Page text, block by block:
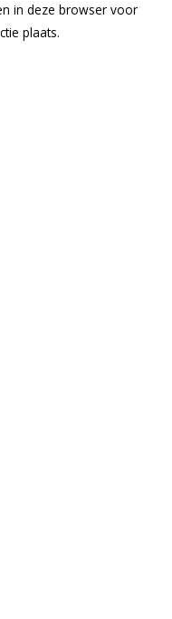
in deze browser voor
plaats.